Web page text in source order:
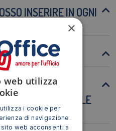
INSERIRE IN OGNI
BUSTE PER
OLTRE ALLE
×
web utilizza
i cookie per
di navigazione.
web acconsenti a